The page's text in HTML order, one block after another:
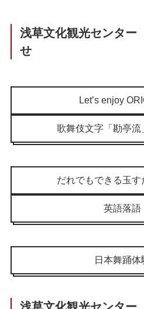
浅草文化観光センタ
せ
Let’s enjoy
歌舞伎文字「勘亭流
だれでもできる玉す
英語落語
日本舞踊体